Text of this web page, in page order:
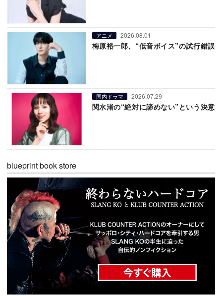
アニメ 2026.08.01
梅原裕一郎、“低音ボイス”の試行錯誤
国内ドラマ 2026.07.29
関水渚の“絶対に諦めない”という決意
blueprint book store